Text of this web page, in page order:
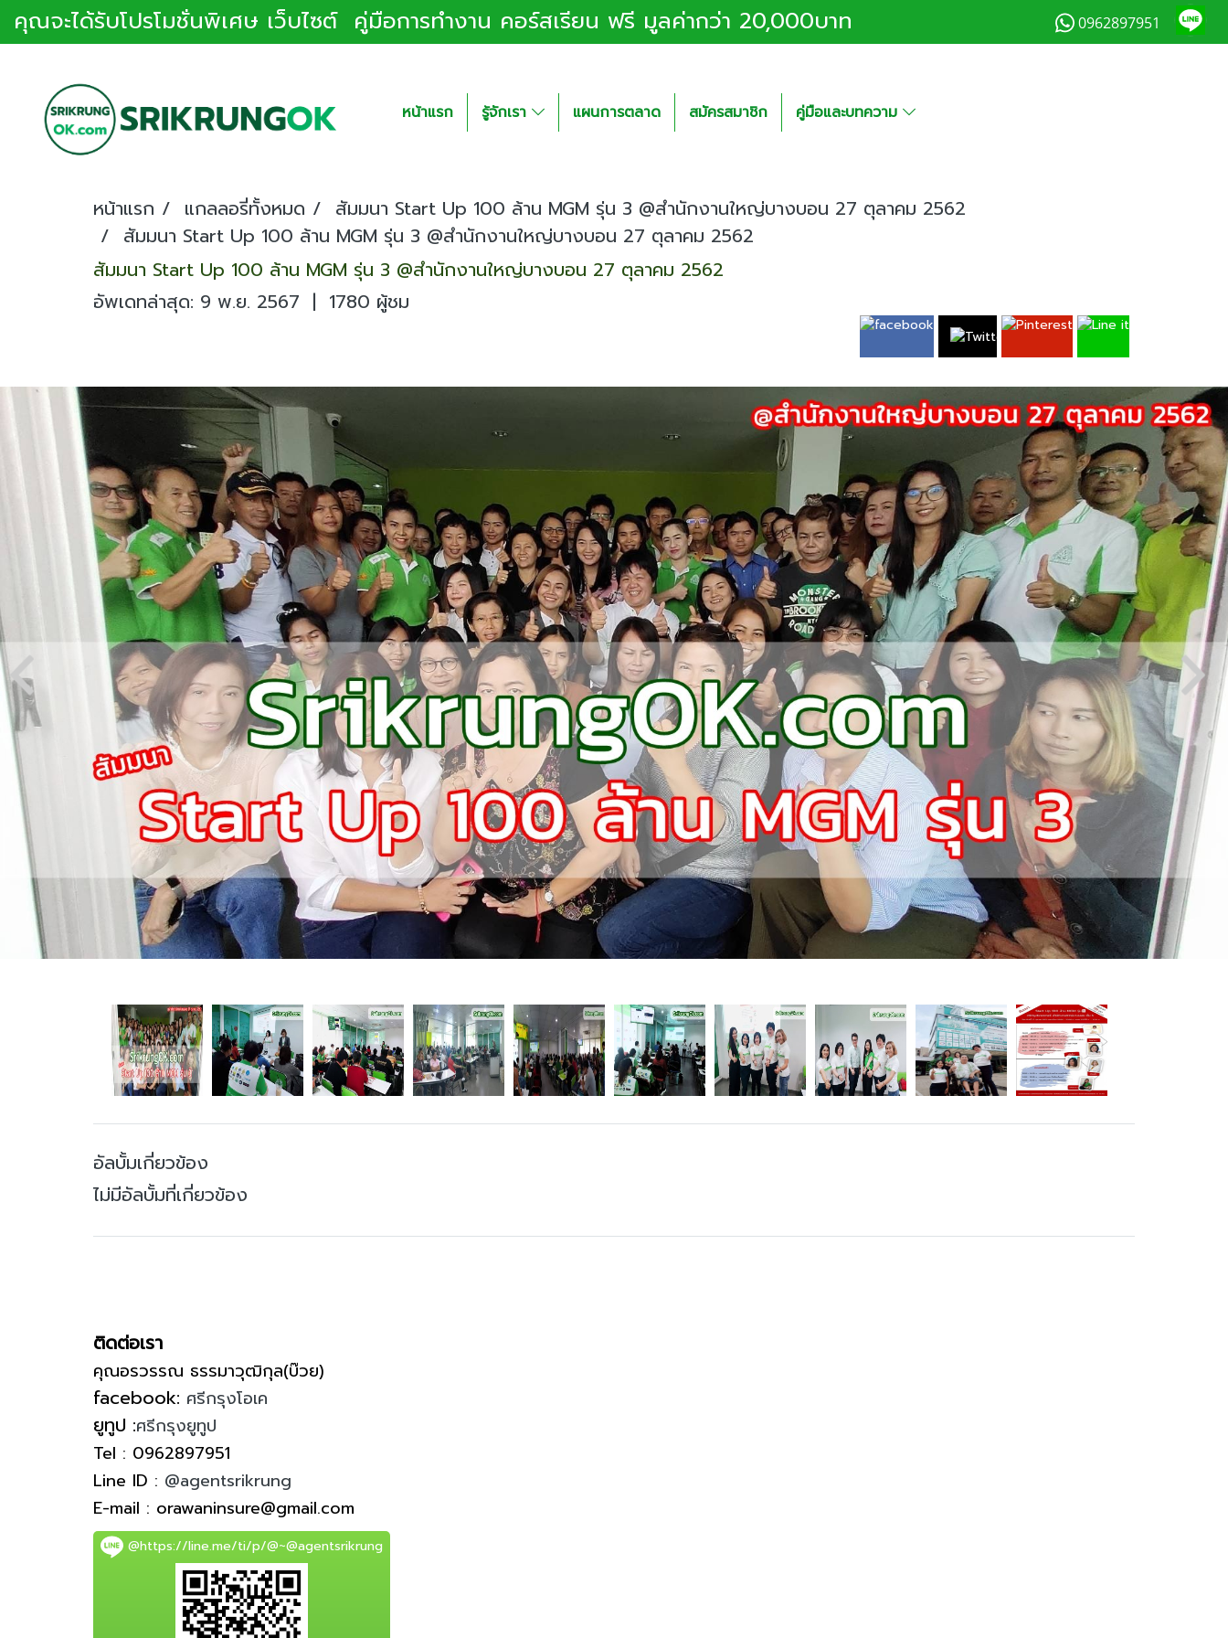
คุณจะได้รับโปรโมชั่นพิเศษ เว็บไซต์ คู่มือการทำงาน คอร์สเรียน ฟรี มูลค่ากว่า 20,000บาท 0962897951
หน้าแรก รู้จักเรา แผนการตลาด สมัครสมาชิก คู่มือและบทความ
หน้าแรก แกลลอรี่ทั้งหมด
สัมมนา Start Up 100 ล้าน MGM รุ่น 3 @สำนักงานใหญ่บางบอน 27 ตุลาคม 2562
สัมมนา Start Up 100 ล้าน MGM รุ่น 3 @สำนักงานใหญ่บางบอน 27 ตุลาคม 2562
สัมมนา Start Up 100 ล้าน MGM รุ่น 3 @สำนักงานใหญ่บางบอน 27 ตุลาคม 2562
อัพเดทล่าสุด: 9 พ.ย. 2567 | 1780 ผู้ชม
อัลบั้มเกี่ยวข้อง
ไม่มีอัลบั้มที่เกี่ยวข้อง
ติดต่อเรา
คุณอรวรรณ ธรรมาวุฒิกุล(บ๊วย)
facebook: ศรีกรุงโอเค
ยูทูป :ศรีกรุงยูทูป
Tel : 0962897951
Line ID : @agentsrikrung
E-mail : orawaninsure@gmail.com
@https://line.me/ti/p/@~@agentsrikrung